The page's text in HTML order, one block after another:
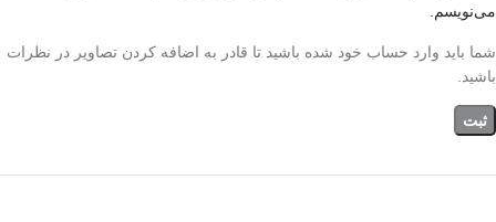
می‌نویسم.
شما باید وارد حساب خود شده باشید تا قادر به اضافه کردن تصاویر در نظرات
باشید.